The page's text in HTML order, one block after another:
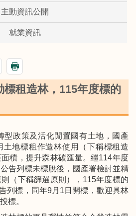
主動資訊公開
就業資訊
標租造林，115年度標的
型政策及活化閒置國有土地，國產
土地標租作造林使用（下稱標租造
積，提升森林碳匯量。繼114年度
告列標未標脫後，國產署檢討並精
（下稱篩選原則），115年度標的
列標，同年9月1日開標，歡迎具林
標。